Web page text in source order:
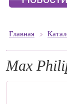
Главная
Max